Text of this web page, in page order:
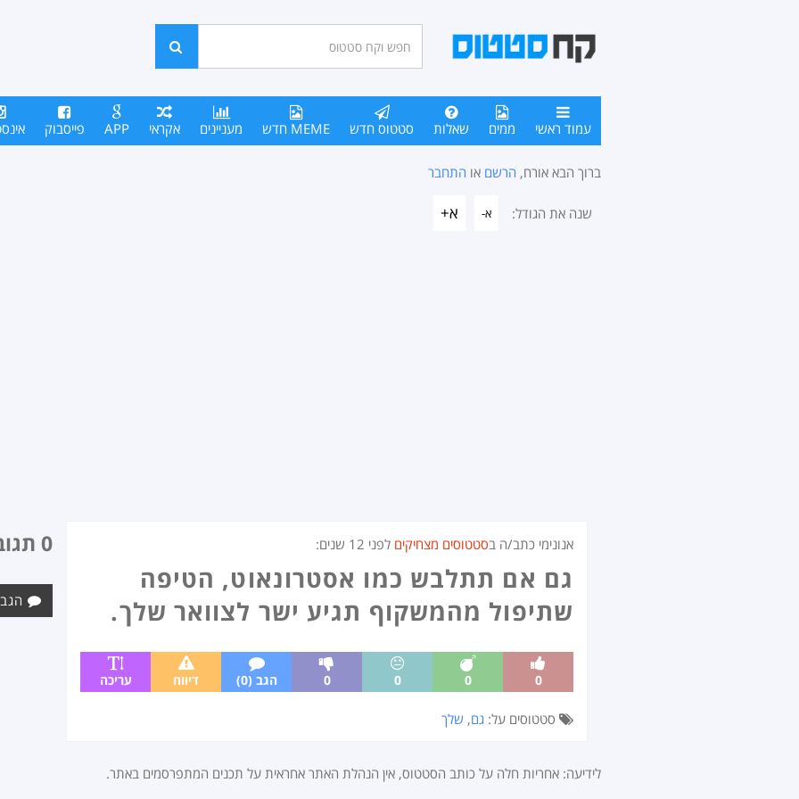
סטטוסים
חפש
עמוד ראשי ממים שאלות סטטוס חדש MEME חדש מעניינים אקראי APP פייסבוק
ברוך הבא אורח, הרשם או התחבר
שנה את הגודל: א- א+
אנונימי כתב/ה בסטטוסים מצחיקים לפני 12 שנים :
גם אם תתלבש כמו אסטרונאוט, הטיפה
שתיפול מהמשקוף תגיע ישר לצוואר שלך.
0
0
0
0 הגב (0) דיווח עריכה
סטטוסים על: גם, שלך
0 תגובות
לידיעה: אחריות חלה על כותב הסטטוס, אין הנהלת האתר אחראית על תכנים המתפרסמים באתר.